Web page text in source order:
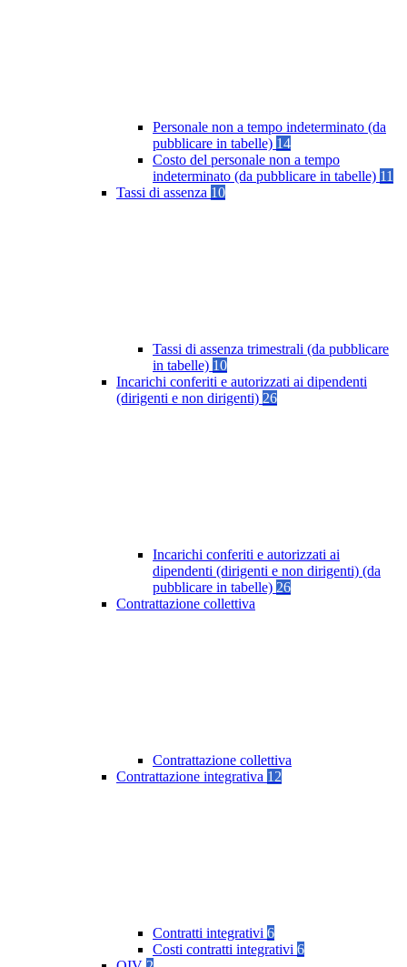
Personale non a tempo indeterminato (da
pubblicare in tabelle) 14
Costo del personale non a tempo
indeterminato (da pubblicare in tabelle) 11
Tassi di assenza 10
Tassi di assenza trimestrali (da pubblicare
in tabelle) 10
Incarichi conferiti e autorizzati ai dipendenti
(dirigenti e non dirigenti) 26
Incarichi conferiti e autorizzati ai
dipendenti (dirigenti e non dirigenti) (da
pubblicare in tabelle) 26
Contrattazione collettiva
Contrattazione collettiva
Contrattazione integrativa 12
Contratti integrativi 6
Costi contratti integrativi 6